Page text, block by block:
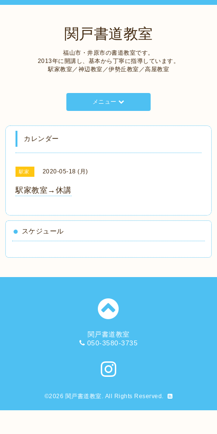
関戸書道教室
福山市・井原市の書道教室です。
2013年に開講し、基本から丁寧に指導しています。
駅家教室／神辺教室／伊勢丘教室／高屋教室
メニュー
カレンダー
駅家 2020-05-18 (月)
駅家教室→休講
スケジュール
関戸書道教室
050-3580-3735
©2026 関戸書道教室. All Rights Reserved.